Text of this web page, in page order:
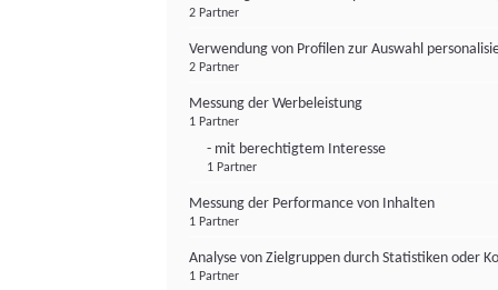
2 Partner
Verwendung von Profilen zur Auswahl
2 Partner
Messung der Werbeleistung
1 Partner
- mit berechtigtem Interesse
1 Partner
Messung der Performance von Inhalten
1 Partner
Analyse von Zielgruppen durch Statistiken oder
1 Partner